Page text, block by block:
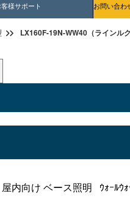
客様サポート
全にご使用いただくためにお問い合わ
LX160F-19N-WW40（ラインル
内向け ベース照明 ｳｫｰﾙｳｫ